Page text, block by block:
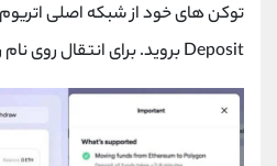
توکن های خود از شبکه اصلی
Depositبروید. برای انتقال روی